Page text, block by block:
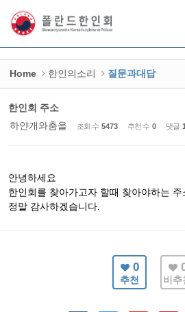
Home 한인의소리 질문과대답
한인회 주소
하얀개와춤을
조회 수 5473 추천 수 0 댓글 1
안녕하세요
한인회를 찾아가고자 할때 찾아야하는 주
정말 감사하겠습니다.
0
추천 비추